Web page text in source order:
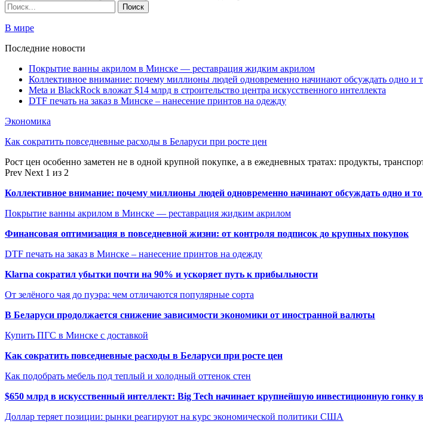
В мире
Последние новости
Покрытие ванны акрилом в Минске — реставрация жидким акрилом
Коллективное внимание: почему миллионы людей одновременно начинают обсуждать одно и
Meta и BlackRock вложат $14 млрд в строительство центра искусственного интеллекта
DTF печать на заказ в Минске – нанесение принтов на одежду
Экономика
Как сократить повседневные расходы в Беларуси при росте цен
Рост цен особенно заметен не в одной крупной покупке, а в ежедневных тратах: продукты,
Prev Next 1 из 2
Коллективное внимание: почему миллионы людей одновременно начинают обсуждать одно и
Покрытие ванны акрилом в Минске — реставрация жидким акрилом
Финансовая оптимизация в повседневной жизни: от контроля подписок до крупных покупок
DTF печать на заказ в Минске – нанесение принтов на одежду
Klarna сократил убытки почти на 90% и ускоряет путь к прибыльности
От зелёного чая до пуэра: чем отличаются популярные сорта
В Беларуси продолжается снижение зависимости экономики от иностранной валюты
Купить ПГС в Минске с доставкой
Как сократить повседневные расходы в Беларуси при росте цен
Как подобрать мебель под теплый и холодный оттенок стен
$650 млрд в искусственный интеллект: Big Tech начинает крупнейшую инвестиционную гонку
Доллар теряет позиции: рынки реагируют на курс экономической политики США